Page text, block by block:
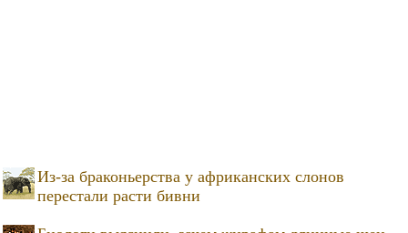
Из-за браконьерства у африканских слонов
перестали расти бивни